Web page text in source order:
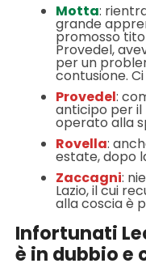
Motta:
grande
promosso
Provedel,
per un
contusione.
Provedel:
anticipo per il
operato alla
Rovella:
estate, dopo
Zaccagni:
Lazio, il cui
alla coscia è
Infortunati
è in dubbio e